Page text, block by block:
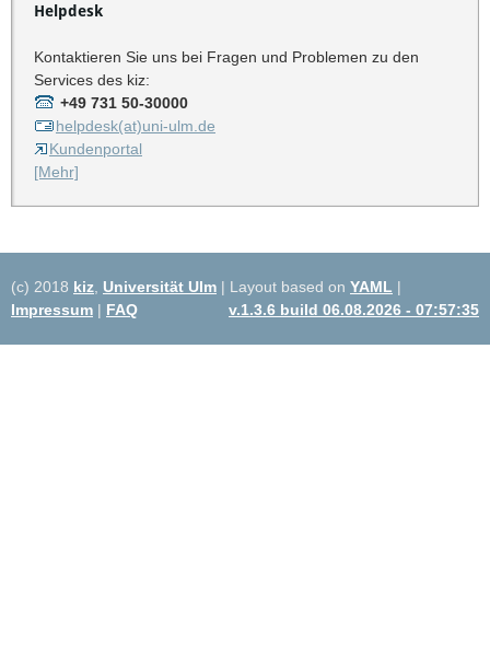
Helpdesk
Kontaktieren Sie uns bei Fragen und Problemen zu den
Services des kiz:
+49 731 50-30000
helpdesk(at)uni-ulm.de
Kundenportal
[Mehr]
(c) 2018 kiz Universität Ulm | Layout based on YAML |
Impressum | FAQ v.1.3.6 build 06.08.2026 - 07:57:35